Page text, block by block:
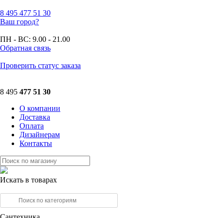
8 495 477 51 30
Ваш город?
ПН - ВС: 9.00 - 21.00
Обратная связь
Проверить статус заказа
8 495 477 51 30
О компании
Доставка
Оплата
Дизайнерам
Контакты
Искать в товарах